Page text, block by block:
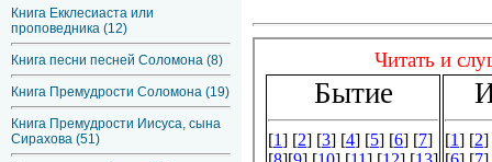
Книга Екклесиаста или
проповедника (12)
Книга песни песней Соломона (8)
Книга Премудрости Соломона (19)
Книга Премудрости Иисуса, сына
Сирахова (51)